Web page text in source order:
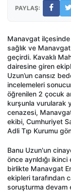
PAYLAŞ:
Manavgat
sağlık ve
geçirdi. Kavaklı
dairesine giren
Uzun’un cansız
incelemeleri
öğrenilen 2 çocuk
kurşunla vurularak
cenazesi,
ekibi, Cumhuriyet
Adli Tıp Kurumu
Banu Uzun'un
önce ayrıldığı
birlikte Manavgat
ekipleri tarafından
soruşturma devam